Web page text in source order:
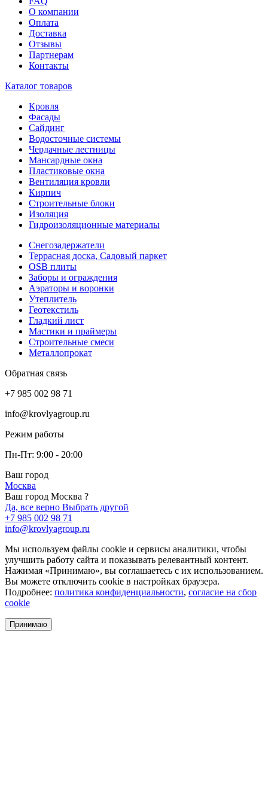
О компании
Оплата
Доставка
Отзывы
Партнерам
Контакты
Каталог товаров
Кровля
Фасады
Сайдинг
Водосточные системы
Чердачные лестницы
Мансардные окна
Пластиковые окна
Вентиляция кровли
Кирпич
Строительные блоки
Изоляция
Гидроизоляционные материалы
Снегозадержатели
Террасная доска, Садовый паркет
OSB плиты
Заборы и ограждения
Аэраторы и воронки
Утеплитель
Геотекстиль
Гладкий лист
Мастики и праймеры
Строительные смеси
Металлопрокат
Обратная связь
+7 985 002 98 71
info@krovlyagroup.ru
Режим работы
Пн-Пт: 9:00 - 20:00
Ваш город
Москва
Ваш город Москва ?
Да, все верно Выбрать другой
+7 985 002 98 71
info@krovlyagroup.ru
Мы используем файлы cookie и сервисы аналитики, чтобы
улучшить работу сайта и показывать релевантный контент.
Нажимая «Принимаю», вы соглашаетесь с их использованием.
Вы можете отключить cookie в настройках браузера.
Подробнее: политика конфиденциальности, согласие на сбор
cookie
Принимаю